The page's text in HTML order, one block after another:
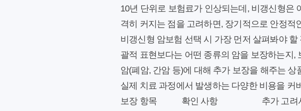
10년 단위로 보험료가 인상되는데, 비갱신형은
격히 커지는 점을 고려하면, 장기적으로 안정
비갱신형 암보험 선택 시 가장 먼저 살펴봐야 할
괄적 표현보다는 어떤 종류의 암을 보장하는지,
암(폐암, 간암 등)에 대해 추가 보장을 해주는
실제 치료 과정에서 발생하는 다양한 비용을 커
보장 항목
확인 사항
추가 고려